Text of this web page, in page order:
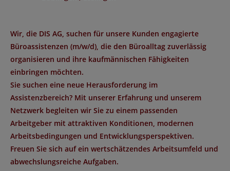
Wir, die DIS AG, suchen für unsere Kunden engagierte
Büroassistenzen (m/w/d), die den Büroalltag zuverlässig
organisieren und ihre kaufmännischen Fähigkeiten
einbringen möchten.
Sie suchen eine neue Herausforderung im
Assistenzbereich? Mit unserer Erfahrung und unserem
Netzwerk begleiten wir Sie zu einem passenden
Arbeitgeber mit attraktiven Konditionen, modernen
Arbeitsbedingungen und Entwicklungsperspektiven.
Freuen Sie sich auf ein wertschätzendes Arbeitsumfeld und
abwechslungsreiche Aufgaben.